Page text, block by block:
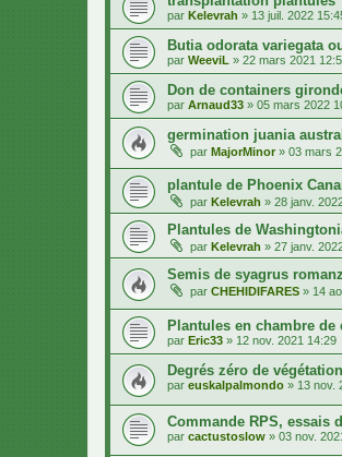
par Kelevrah » 13 juil. 2022
Butia odorata variegata
par WeeviL » 22 mars 2021
Don de containers
par Arnaud33 » 05 mars 2022
germination juania
par MajorMinor» 03 mars
plantule de Phoenix
par Kelevrah » 28 janv.
Plantules de
par Kelevrah » 27 janv.
Semis de syagrus
par CHEHIDIFARES » 14
Plantules en chambre de
par Eric33 » 12 nov. 2021 14:29
Degrés zéro de
par euskalpalmondo » 13 nov.
Commande RPS, essais
par cactustoslow » 03 nov.